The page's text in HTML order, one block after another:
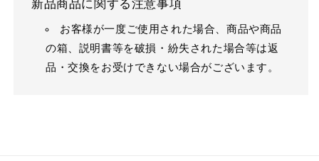
新品商品に関する注意事項
お客様が一度ご使用された場合、商品や商品
の箱、説明書等を破損・紛失された場合等は返
品・交換をお受けできない場合がございます。